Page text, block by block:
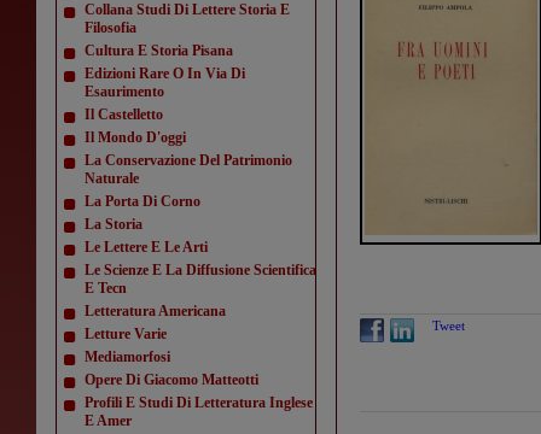
Collana Studi Di Lettere Storia E
Filosofia
Cultura E Storia Pisana
Edizioni Rare O In Via Di
Esaurimento
Il Castelletto
Il Mondo D'oggi
La Conservazione Del Patrimonio
Naturale
La Porta Di Corno
La Storia
Le Lettere E Le Arti
Le Scienze E La Diffusione Scientifica
E Tecn
Letteratura Americana
Letture Varie
Mediamorfosi
Opere Di Giacomo Matteotti
Profili E Studi Di Letteratura Inglese
E Amer
Tweet